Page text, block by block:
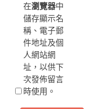
在瀏覽器中
儲存顯示名
稱、電子郵
件地址及個
人網站網
址，以供下
次發佈留言
時使用。